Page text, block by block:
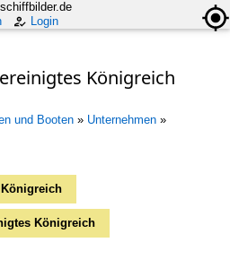
schiffbilder.de
Login
Königreich
und Booten » Unternehmen »
Königreich